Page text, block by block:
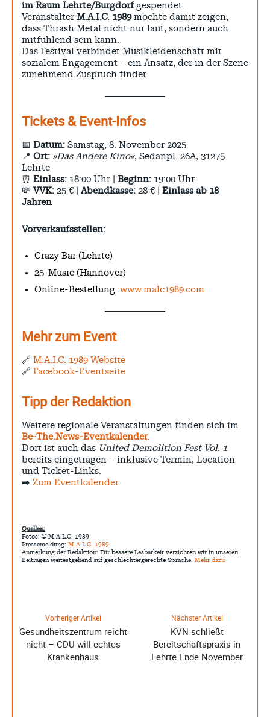
im Raum Lehrte/Burgdorfgespendet.
Veranstalter M.A.I.C. 1989möchte damit zeigen,
dass Thrash Metal nicht nur laut, sondern auch
mitfühlend sein kann.
Das Festival verbindet Musikleidenschaft mit
sozialem Engagement – ein Ansatz, der in der Szene
zunehmend Zuspruch findet.
Tickets & Event-Infos
📅 Datum: Samstag, 8. November 2025
📍 Ort: »Das Andere Kino«, Sedanpl. 26A, 31275
Lehrte
⏰ Einlass: 18:00 Uhr | Beginn: 19:00 Uhr
💸 VVK: 25 € | Abendkasse: 28 € | Einlass ab 18
Jahren
Vorverkaufsstellen:
Crazy Bar (Lehrte)
25-Music (Hannover)
Online-Bestellung: www.malc1989.com
Mehr zum Event
🔗 M.A.I.C. 1989 Website
🔗 Facebook-Eventseite
Tipp der Redaktion
Weitere regionale Veranstaltungen finden sich im
Be-The.News-Eventkalender.
Dort ist auch das United Demolition Fest Vol. 1
bereits eingetragen – inklusive Termin, Location
und Ticket-Links.
➡️ Zum Eventkalender
Quellen:
Fotos: © M.A.L.C. 1989
Pressemeldung: M.A.L.C. 1989
Anmerkung der Redaktion: Für bessere Lesbarkeit verzichten wir in unseren
Beiträgen weitestgehend auf geschlechtergerechte Sprache. Mehr dazu
Vorheriger Artikel
Gesundheitszentrum reicht
nicht – CDU will echtes
Krankenhaus
Nächster Artikel
KVN schließt
Bereitschaftspraxis in
Lehrte Ende November